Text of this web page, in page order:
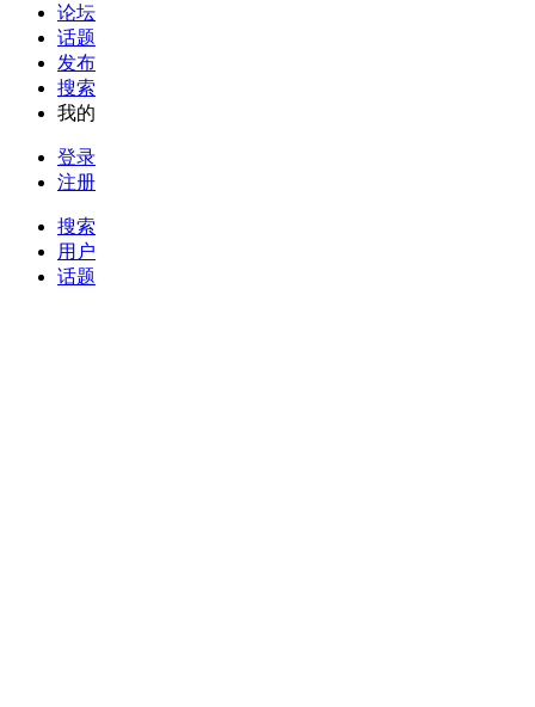
论坛
话题
发布
搜索
我的
登录
注册
搜索
用户
话题